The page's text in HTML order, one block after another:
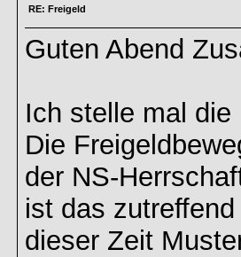
RE: Freigeld
Guten Abend
Ich stelle mal die
Die
der NS-
ist das
dieser Zeit